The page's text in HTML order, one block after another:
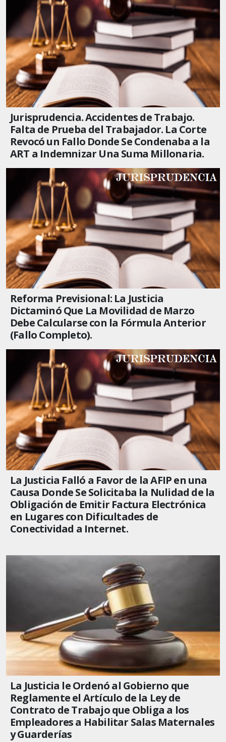
Jurisprudencia. Accidentes de Trabajo.
Falta de Prueba del Trabajador. La Corte
Revocó un Fallo Donde Se Condenaba a la
ART a Indemnizar Una Suma Millonaria.
Reforma Previsional: La Justicia
Dictaminó Que La Movilidad de Marzo
Debe Calcularse con la Fórmula Anterior
(Fallo Completo).
La Justicia Falló a Favor de la AFIP en una
Causa Donde Se Solicitaba la Nulidad de la
Obligación de Emitir Factura Electrónica
en Lugares con Dificultades de
Conectividad a Internet.
La Justicia le Ordenó al Gobierno que
Reglamente el Artículo de la Ley de
Contrato de Trabajo que Obliga a los
Empleadores a Habilitar Salas Maternales
y Guarderías